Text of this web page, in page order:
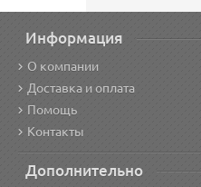
Информация
О компании
Доставка и оплата
Помощь
Контакты
Дополнительно